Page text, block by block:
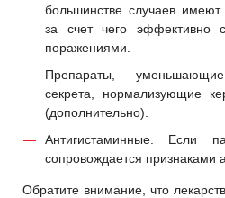
большинстве случаев
за счет чего эффективно
поражениями.
Препараты,
секрета, нормализующие
(дополнительно).
Антигистаминные. Если
сопровождается признаками
Обратите внимание, что